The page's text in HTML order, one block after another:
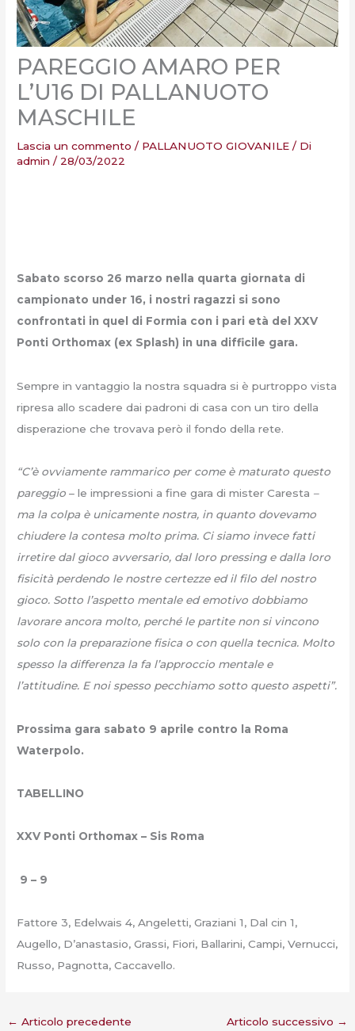
PAREGGIO AMARO PER
L’U16 DI PALLANUOTO
MASCHILE
Lascia un commento / PALLANUOTO GIOVANILE / Di
admin/ 28/03/2022
Sabato scorso 26 marzo nella quarta giornata di
campionato under 16, i nostri ragazzi si sono
confrontati in quel di Formia con i pari età del XXV
Ponti Orthomax (ex Splash) in una difficile gara.
Sempre in vantaggio la nostra squadra si è purtroppo vista
ripresa allo scadere dai padroni di casa con un tiro della
disperazione che trovava però il fondo della rete.
“C’è ovviamente rammarico per come è maturato questo
pareggio– le impressioni a fine gara di mister Caresta –
ma la colpa è unicamente nostra, in quanto dovevamo
chiudere la contesa molto prima. Ci siamo invece fatti
irretire dal gioco avversario, dal loro pressing e dalla loro
fisicità perdendo le nostre certezze ed il filo del nostro
gioco. Sotto l’aspetto mentale ed emotivo dobbiamo
lavorare ancora molto, perché le partite non si vincono
solo con la preparazione fisica o con quella tecnica. Molto
spesso la differenza la fa l’approccio mentale e
l’attitudine. E noi spesso pecchiamo sotto questo aspetti”.
Prossima gara sabato 9 aprile contro la Roma
Waterpolo.
TABELLINO
XXV Ponti Orthomax – Sis Roma
9 – 9
Fattore 3, Edelwais 4, Angeletti, Graziani 1, Dal cin 1,
Augello, D’anastasio, Grassi, Fiori, Ballarini, Campi, Vernucci,
Russo, Pagnotta, Caccavello.
← Articolo precedente Articolo successivo →